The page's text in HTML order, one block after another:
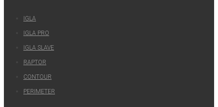
IGLA
IGLA PRO
IGLA SLAVE
RAPTOR
CONTOUR
PERIMETER